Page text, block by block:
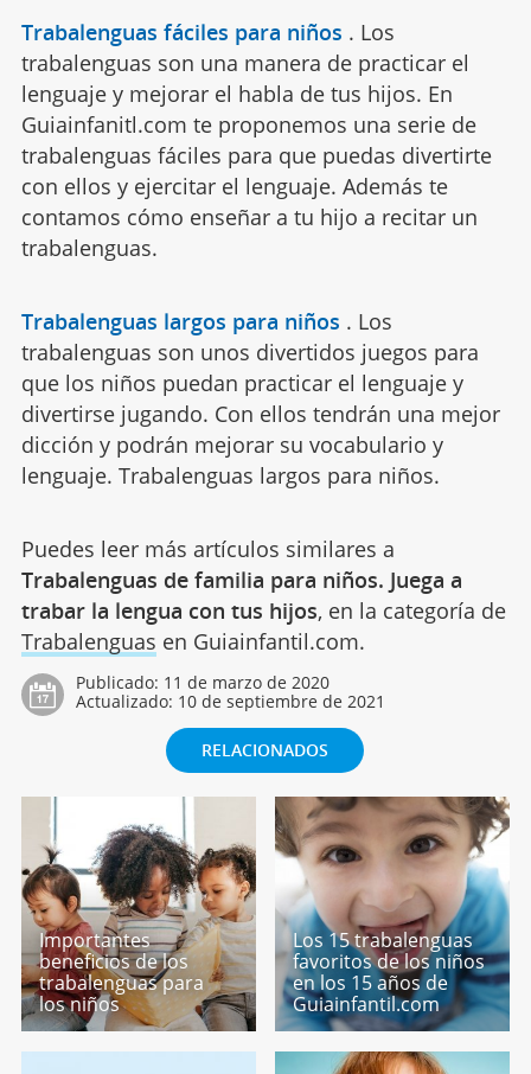
Trabalenguas fáciles para niños . Los
trabalenguas son una manera de practicar el
lenguaje y mejorar el habla de tus hijos. En
Guiainfanitl.com te proponemos una serie de
trabalenguas fáciles para que puedas divertirte
con ellos y ejercitar el lenguaje. Además te
contamos cómo enseñar a tu hijo a recitar un
trabalenguas.
Trabalenguas largos para niños . Los
trabalenguas son unos divertidos juegos para
que los niños puedan practicar el lenguaje y
divertirse jugando. Con ellos tendrán una mejor
dicción y podrán mejorar su vocabulario y
lenguaje. Trabalenguas largos para niños.
Puedes leer más artículos similares a
Trabalenguas de familia para niños. Juega a
trabar la lengua con tus hijos, en la categoría de
Trabalenguas en Guiainfantil.com.
Publicado: 11 de marzo de 2020
Actualizado: 10 de septiembre de 2021
RELACIONADOS
Importantes
beneficios de los
trabalenguas para
los niños
Los 15 trabalenguas
favoritos de los niños
en los 15 años de
Guiainfantil.com